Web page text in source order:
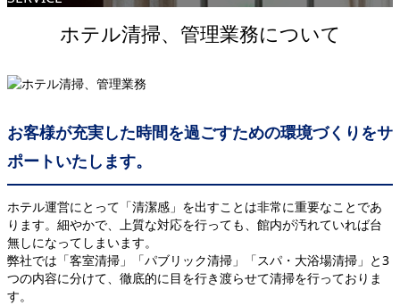
ホテル清掃、管理業務について
お客様が充実した時間を過ごすための環境づくりをサ
ポートいたします。
ホテル運営にとって「清潔感」を出すことは非常に重要なことであ
ります。細やかで、上質な対応を行っても、館内が汚れていれば台
無しになってしまいます。
弊社では「客室清掃」「パブリック清掃」「スパ・大浴場清掃」と3
つの内容に分けて、徹底的に目を行き渡らせて清掃を行っておりま
す。